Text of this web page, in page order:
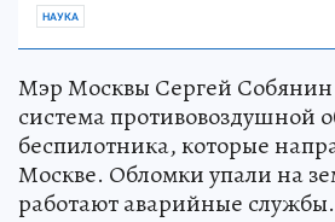
НАУКА
Мэр Москвы Сергей
система противовоздушной
беспилотника, которые
Москве. Обломки упали на
работают аварийные службы.